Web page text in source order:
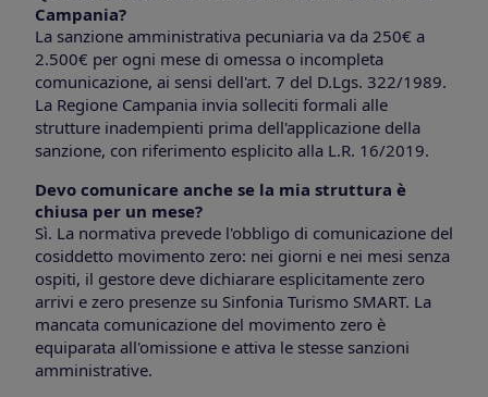
Campania?
La sanzione amministrativa pecuniaria va da 250€ a
2.500€ per ogni mese di omessa o incompleta
comunicazione, ai sensi dell'art. 7 del D.Lgs. 322/1989.
La Regione Campania invia solleciti formali alle
strutture inadempienti prima dell'applicazione della
sanzione, con riferimento esplicito alla L.R. 16/2019.
Devo comunicare anche se la mia struttura è
chiusa per un mese?
Sì. La normativa prevede l'obbligo di comunicazione del
cosiddetto movimento zero: nei giorni e nei mesi senza
ospiti, il gestore deve dichiarare esplicitamente zero
arrivi e zero presenze su Sinfonia Turismo SMART. La
mancata comunicazione del movimento zero è
equiparata all'omissione e attiva le stesse sanzioni
amministrative.